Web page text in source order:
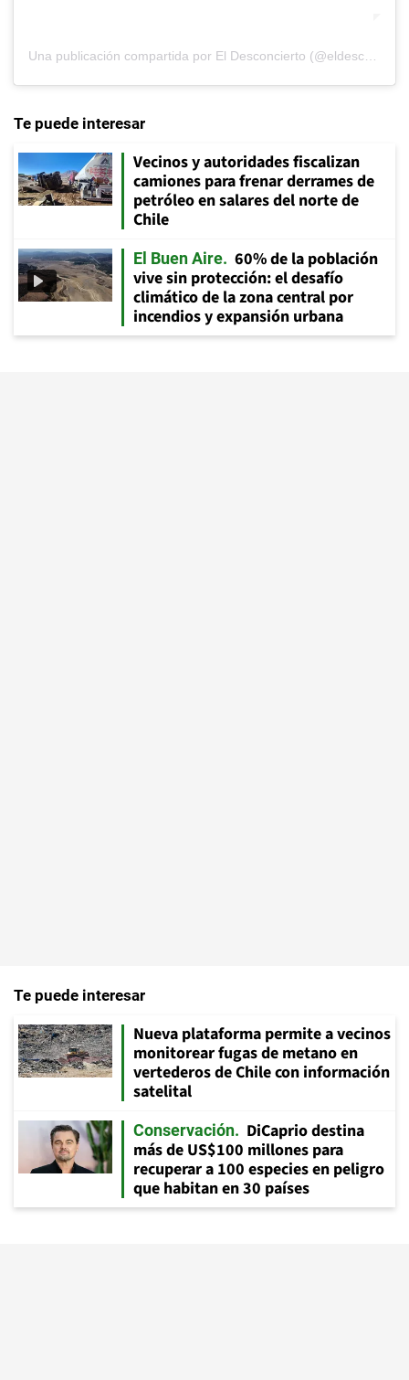
Te puede interesar
Vecinos y autoridades fiscalizan
camiones para frenar derrames de
petróleo en salares del norte de
Chile
El Buen Aire
60% de la población
vive sin protección: el desafío
climático de la zona central por
incendios y expansión urbana
Te puede interesar
Nueva plataforma permite a vecinos
monitorear fugas de metano en
vertederos de Chile con información
satelital
Conservación
DiCaprio destina
más de US$100 millones para
recuperar a 100 especies en peligro
que habitan en 30 países